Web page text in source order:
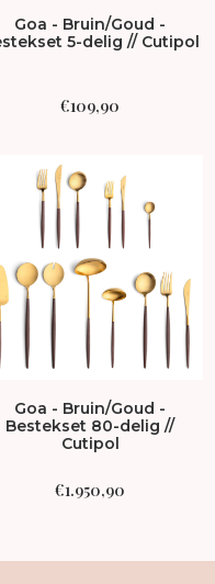
Goa - Bruin/Goud -
5-delig // Cutipol
€109,90
Goa - Bruin/Goud -
Bestekset 80-delig //
Cutipol
€1.950,90